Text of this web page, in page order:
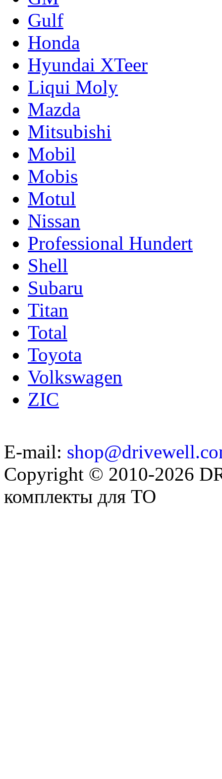
Gulf
Honda
Hyundai XTeer
Liqui Moly
Mazda
Mitsubishi
Mobil
Mobis
Motul
Nissan
Professional Hundert
Shell
Subaru
Titan
Total
Toyota
Volkswagen
ZIC
E-mail:
Copyright © 2010-2026
комплекты для ТО